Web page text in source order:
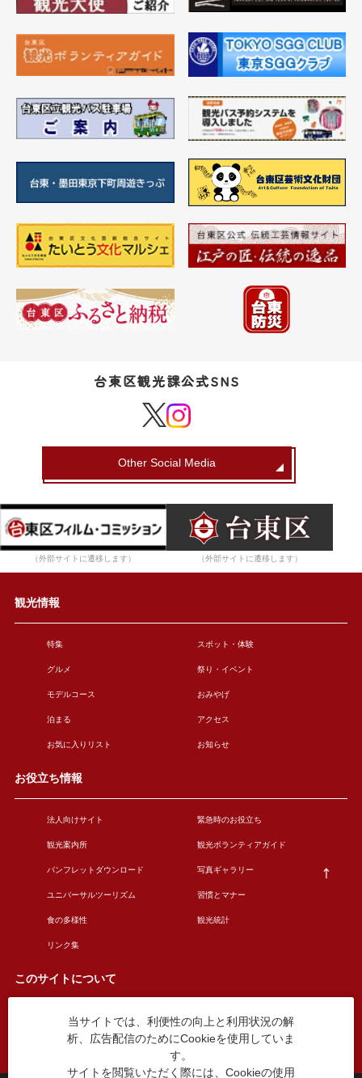
台東区観光課公式SNS
Other Social Media
（外部サイトに遷移します） （外部サイトに遷移します）
観光情報
特集 スポット・体験
グルメ 祭り・イベント
モデルコース おみやげ
泊まる アクセス
お気に入りリスト お知らせ
お役立ち情報
法人向けサイト 緊急時のお役立ち
観光案内所 観光ボランティアガイド
パンフレットダウンロード 写真ギャラリー
ユニバーサルツーリズム 習慣とマナー
食の多様性 観光統計
リンク集
このサイトについて
このサイトについて 広告掲載について
お問い合わせ
当サイトでは、利便性の向上と利用状況の解
析、広告配信のためにCookieを使用していま
す。
サイトを閲覧いただく際には、Cookieの使用